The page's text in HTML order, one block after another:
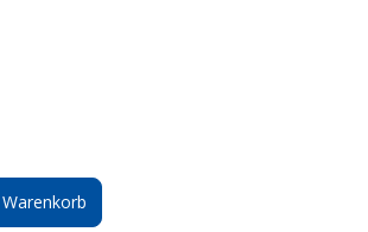
Wert ein oder benutze die